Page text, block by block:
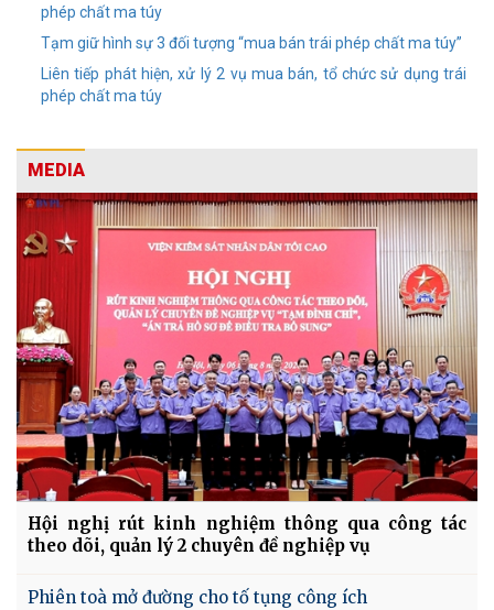
phép chất ma túy
Tạm giữ hình sự 3 đối tượng “mua bán trái phép chất ma túy”
Liên tiếp phát hiện, xử lý 2 vụ mua bán, tổ chức sử dụng trái
phép chất ma túy
MEDIA
Hội nghị rút kinh nghiệm thông qua công tác
theo dõi, quản lý 2 chuyên đề nghiệp vụ
Phiên toà mở đường cho tố tụng công ích